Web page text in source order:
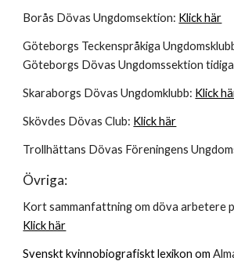
Borås Dövas Ungdomsektion: Klick här
Göteborgs Teckenspråkiga
Göteborgs Dövas Ungdomssektion
Skaraborgs Dövas Ungdomklubb: Klick
Skövdes Dövas Club: Klick här
Trollhättans Dövas Föreningens
Övriga:
Kort sammanfattning om döva arbetere
Klick här
Svenskt kvinnobiografiskt lexikon om